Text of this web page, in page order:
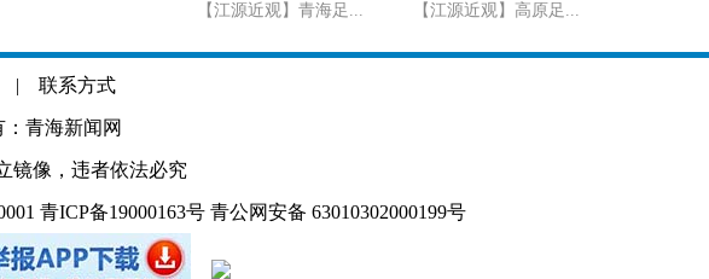
【江源近观】青海足... 【江源近观】高原足...
| 联系方式
青海新闻网
镜像，违者依法必究
青ICP备19000163号 青公网安备 63010302000199号